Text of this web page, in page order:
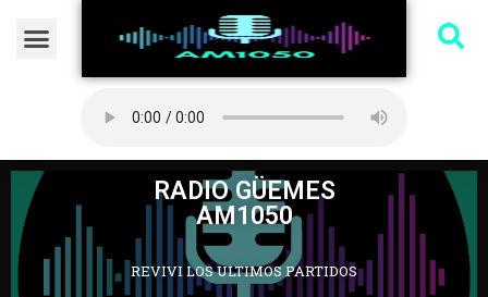
RADIO GÜEMES
AM1050
REVIVI LOS ULTIMOS PARTIDOS